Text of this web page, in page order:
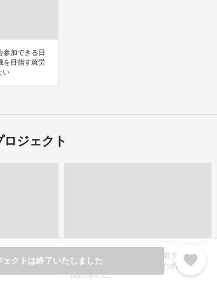
ェクトは終了いたしました favorite
参加できる日
を目指す就労
い
ロジェクト
ーカスアーテ
サーカス鑑
第二弾┃忘れられた木の魅力を取り
戻せ！奈良県吉野町で行われる2日
間の木の...